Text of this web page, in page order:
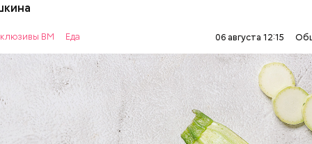
ВМ Еда 06 августа 12:15
ОВОЩИ РЕЦЕПТЫ